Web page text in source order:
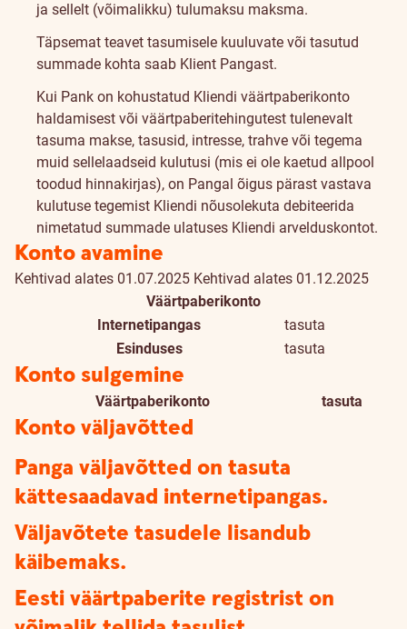
ja sellelt (võimalikku) tulumaksu maksma.
Täpsemat teavet tasumisele kuuluvate või tasutud
summade kohta saab Klient Pangast.
Kui Pank on kohustatud Kliendi väärtpaberikonto
haldamisest või väärtpaberitehingutest tulenevalt
tasuma makse, tasusid, intresse, trahve või tegema
muid sellelaadseid kulutusi (mis ei ole kaetud allpool
toodud hinnakirjas), on Pangal õigus pärast vastava
kulutuse tegemist Kliendi nõusolekuta debiteerida
nimetatud summade ulatuses Kliendi arvelduskontot.
Konto avamine
Kehtivad alates 01.07.2025 Kehtivad alates 01.12.2025
Väärtpaberikonto
Internetipangas
tasuta
Esinduses
tasuta
Konto sulgemine
Väärtpaberikonto tasuta
Konto väljavõtted
Panga väljavõtted on tasuta
kättesaadavad internetipangas.
Väljavõtete tasudele lisandub
käibemaks.
Eesti väärtpaberite registrist on